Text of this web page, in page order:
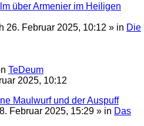
über Armenier im Heiligen
26. Februar 2025, 10:12 » in Die
TeDeum
2025, 10:12
Maulwurf und der Auspuff
Februar 2025, 15:29 » in Das